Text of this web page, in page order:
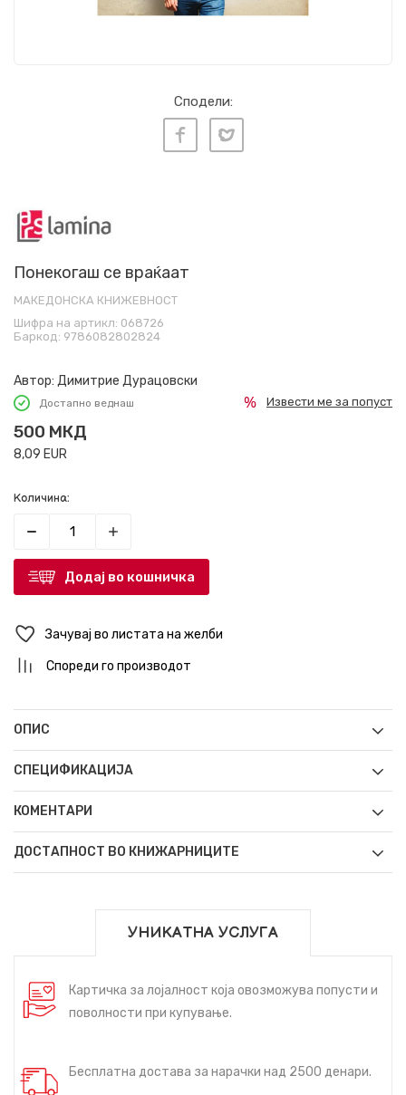
Сподели:
Понекогаш се враќаат
МАКЕДОНСКА КНИЖЕВНОСТ
Шифра на артикл: 068726
Баркод: 9786082802824
Автор: Димитрие Дурацовски
Достапно веднаш
500 МКД
8,09 EUR
Извести ме за попуст
Количина:
Додај во кошничка
Зачувај во листата на желби
Спореди го производот
ОПИС
СПЕЦИФИКАЦИЈА
КОМЕНТАРИ
ДОСТАПНОСТ ВО КНИЖАРНИЦИТЕ
УНИКАТНА УСЛУГА
Картичка за лојалност која овозможува попусти и
поволности при купување.
Бесплатна достава за нарачки над 2500 денари.